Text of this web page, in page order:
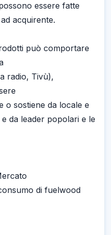
essere fatte
acquirente.
può comportare
radio, Tivù),
o sostiene da locale e
da leader popolari e le
di fuelwood